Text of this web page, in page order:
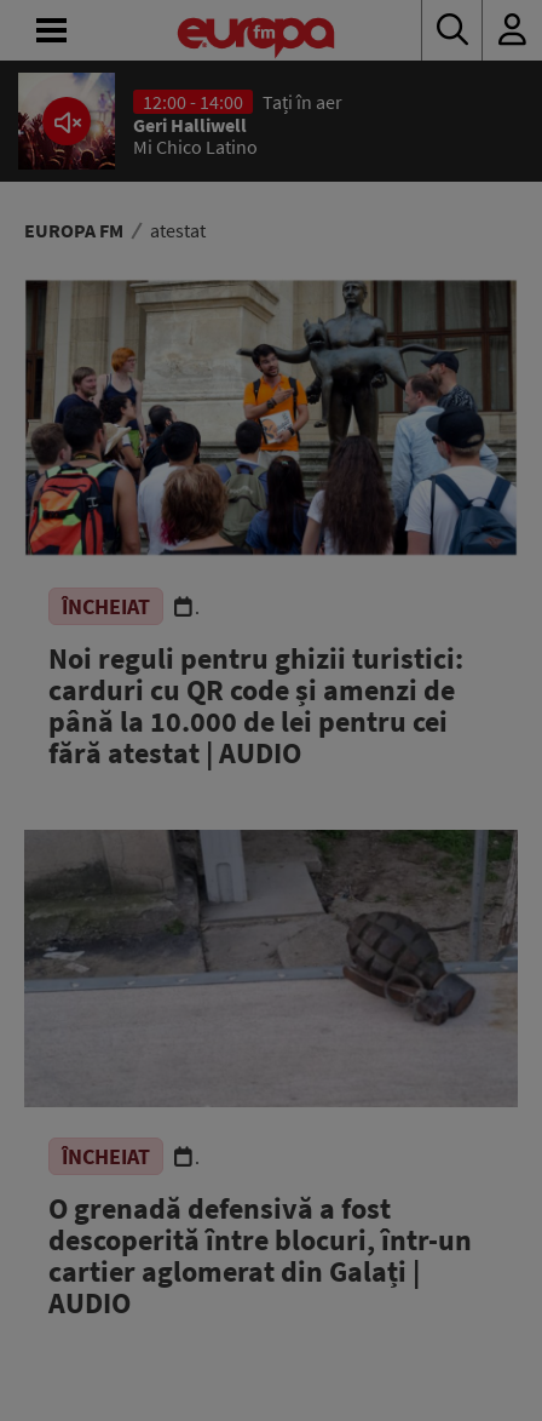
12:00 - 14:00
Tați în aer
Geri Halliwell
Mi Chico Latino
EUROPA FM atestat
ÎNCHEIAT .
Noi reguli pentru ghizii turistici:
carduri cu QR code și amenzi de
până la 10.000 de lei pentru cei
fără atestat | AUDIO
ÎNCHEIAT .
O grenadă defensivă a fost
descoperită între blocuri, într-un
cartier aglomerat din Galați |
AUDIO
ACASĂ
ȘTIRI
RADIO
CONCURSURI
PODCAST
ASCULTĂ
LIVE